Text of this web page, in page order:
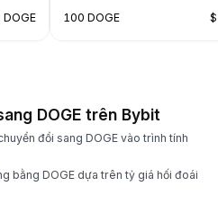
100 DOGE
DOGE trên Bybit
đổi sang DOGE vào trình tính
bằng DOGE dựa trên tỷ giá hối đoái